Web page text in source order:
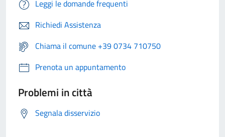
Leggi le domande frequenti
Richiedi Assistenza
Chiama il comune +39 0734 710750
Prenota un appuntamento
Problemi in città
Segnala disservizio